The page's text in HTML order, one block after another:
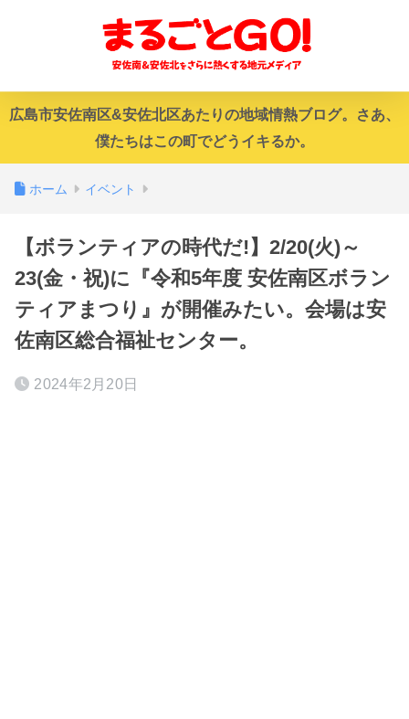
広島市安佐南区&安佐北区あたりの地域情熱ブログ。さあ、
僕たちはこの町でどうイキるか。
ホーム イベント
【ボランティアの時代だ!】2/20(火)～
23(金・祝)に『令和5年度 安佐南区ボラン
ティアまつり』が開催みたい。会場は安
佐南区総合福祉センター。
2024年2月20日